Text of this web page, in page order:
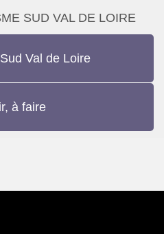
SUD VAL DE LOIRE
Val de Loire
à faire